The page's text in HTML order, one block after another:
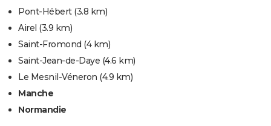
Pont-Hébert(3.8 km)
Airel (3.9 km)
Saint-Fromond (4 km)
Saint-Jean-de-Daye (4.6 km)
Le Mesnil-Véneron (4.9 km)
Manche
Normandie